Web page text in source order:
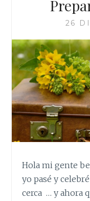
26
Hola mi gente
yo pasé y
cerca … y ahora